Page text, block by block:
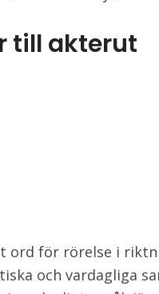
till akterut
ord för rörelse i
och vardagliga